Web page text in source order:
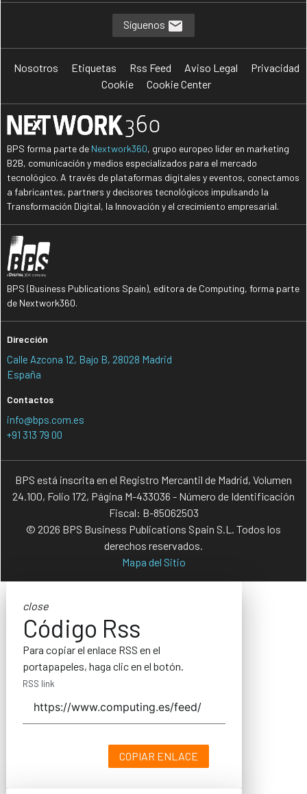
Síguenos
Nosotros Etiquetas Rss Feed Aviso Legal
Privacidad
Cookie
Cookie Center
BPS forma parte de Nextwork360, grupo europeo líder en marketing
B2B, comunicación y medios especializados para el mercado
tecnológico. A través de plataformas digitales y eventos, conectamos
a fabricantes, partners y decisores tecnológicos impulsando la
Transformación Digital, la Innovación y el crecimiento empresarial.
BPS (Business Publications Spain), editora de Computing, forma parte
de Nextwork360.
Dirección
Calle Azcona 12, Bajo B, 28028 Madrid
España
Contactos
info@bps.com.es
+91 313 79 00
BPS está inscrita en el Registro Mercantil de Madrid, Volumen
24.100, Folio 172, Página M-433036 - Número de Identificación
Fiscal: B-85062503
© 2026 BPS Business Publications Spain S.L. Todos los
derechos reservados.
Mapa del Sitio
close
Código Rss
Para copiar el enlace RSS en el
portapapeles, haga clic en el botón.
RSS link
COPIAR ENLACE